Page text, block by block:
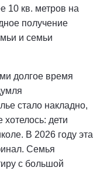
10 кв. метров на
получение
и семьи
долгое время
стало накладно,
дети
В 2026 году эта
Семья
с большой